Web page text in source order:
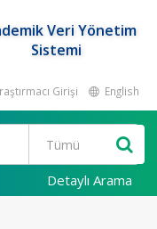
Veri Yönetim
Sistemi
Girişi English
Detaylı Arama